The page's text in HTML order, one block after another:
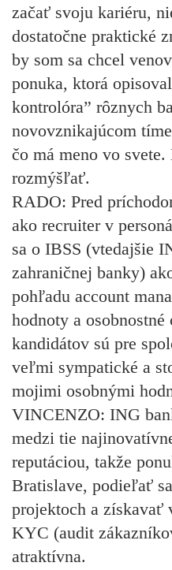
začať svoju kariéru,
dostatočne praktické
by som sa chcel
ponuka, ktorá
kontrolóra” rôznych
novovznikajúcom
čo má meno vo
rozmýšľať.
RADO: Pred
ako recruiter v
sa o IBSS (vtedajšie
zahraničnej banky)
pohľadu account
hodnoty a
kandidátov sú pre
veľmi sympatické a
mojimi osobnými
VINCENZO: ING
medzi tie
reputáciou, takže
Bratislave, podieľať
projektoch a získavať
KYC (audit
atraktívna.